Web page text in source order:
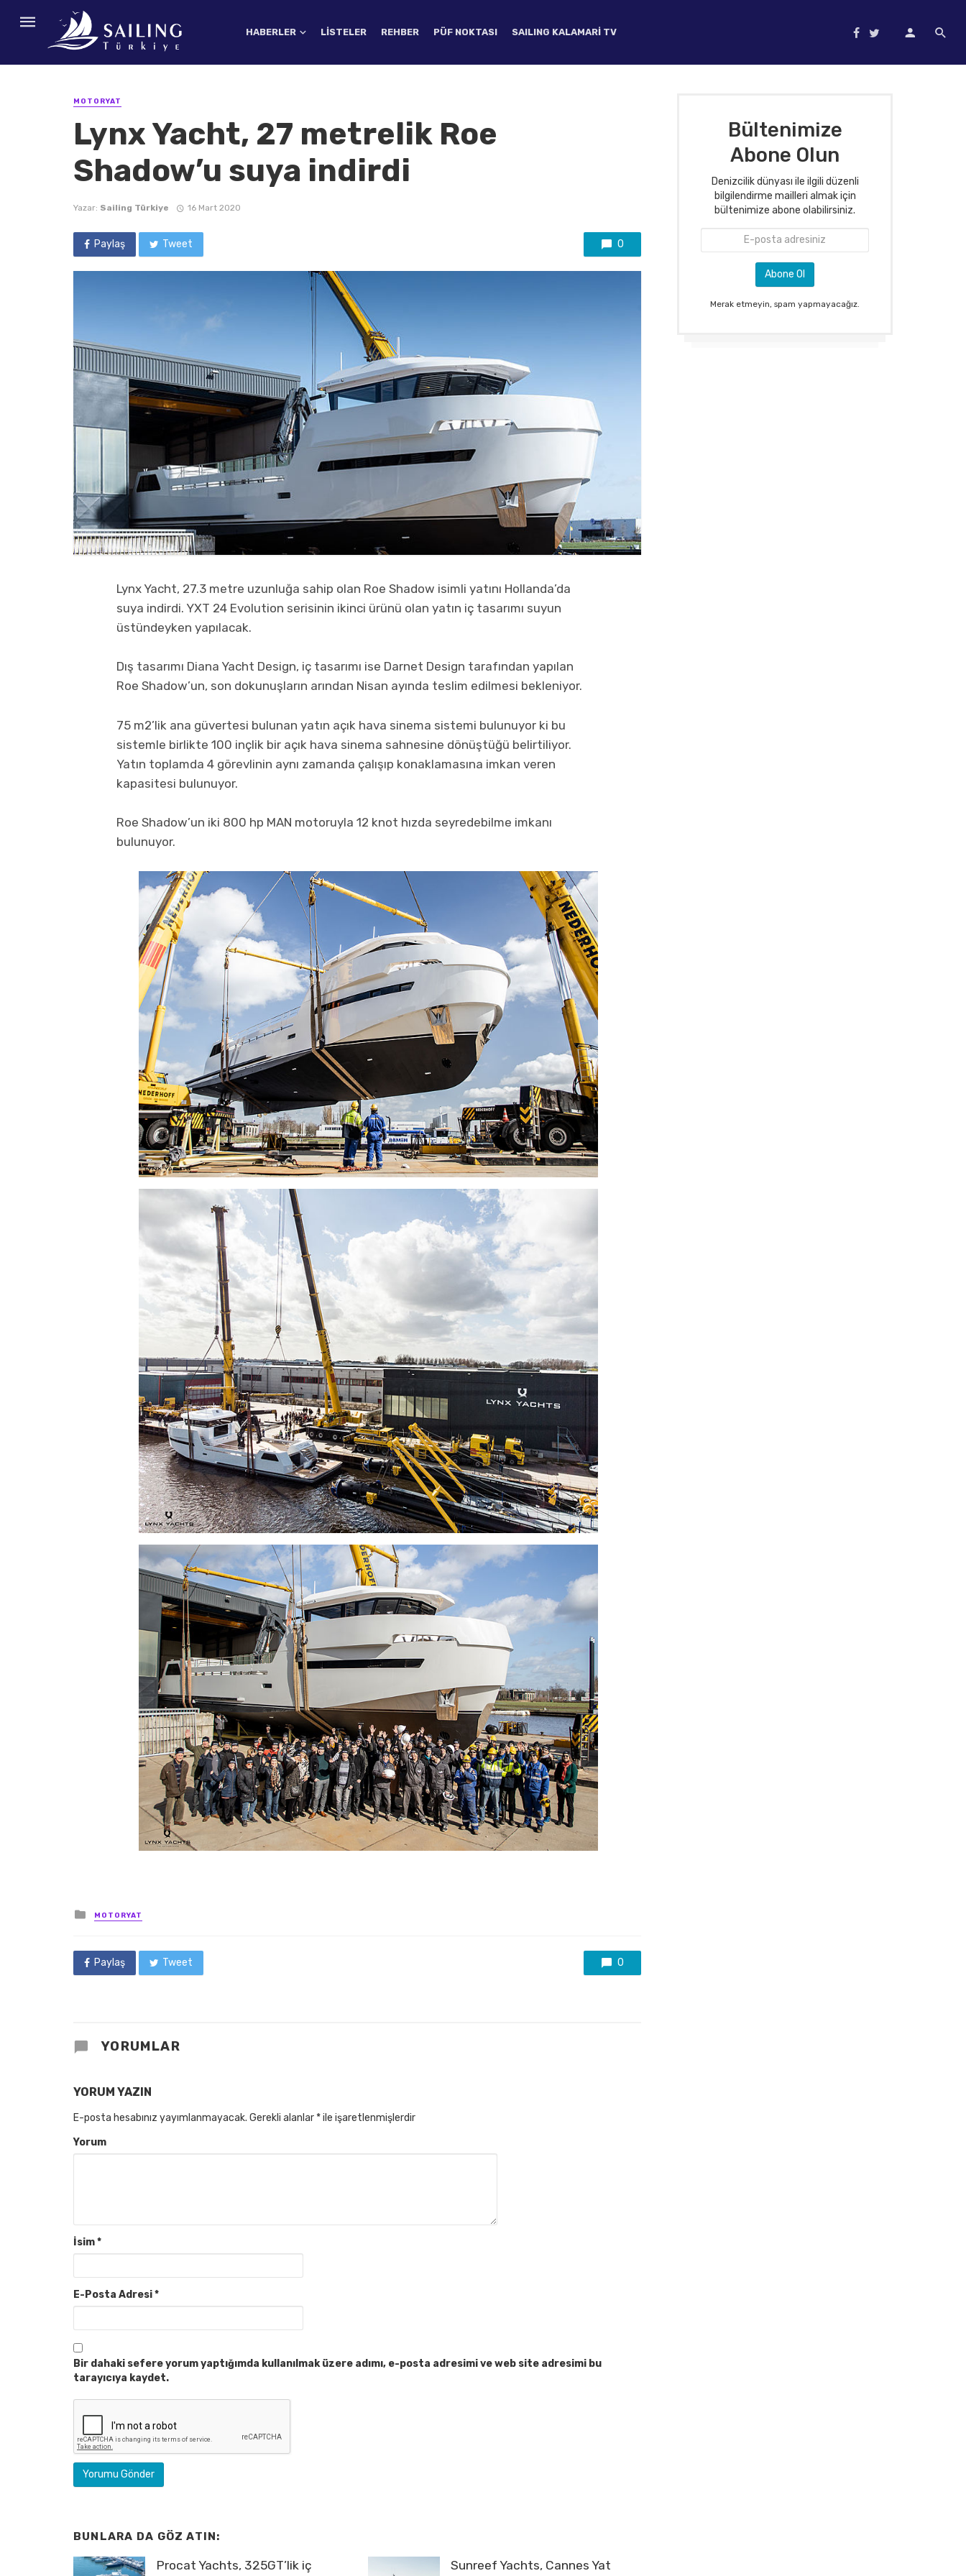
HABERLER LISTELER REHBER PÜF NOKTASI SAILING KALAMARI TV
MOTORYAT
Lynx Yacht, 27 metrelik Roe
Shadow’u suya indirdi
Yazar: Sailing Türkiye 16 Mart 2020
Paylaş Tweet 0
Lynx Yacht, 27.3 metre uzunluğa sahip olan Roe Shadow isimli yatını Hollanda’da
suya indirdi. YXT 24 Evolution serisinin ikinci ürünü olan yatın iç tasarımı suyun
üstündeyken yapılacak.
Dış tasarımı Diana Yacht Design, iç tasarımı ise Darnet Design tarafından yapılan
Roe Shadow’un, son dokunuşların arından Nisan ayında teslim edilmesi bekleniyor.
75 m2’lik ana güvertesi bulunan yatın açık hava sinema sistemi bulunuyor ki bu
sistemle birlikte 100 inçlik bir açık hava sinema sahnesine dönüştüğü belirtiliyor.
Yatın toplamda 4 görevlinin aynı zamanda çalışıp konaklamasına imkan veren
kapasitesi bulunuyor.
Roe Shadow’un iki 800 hp MAN motoruyla 12 knot hızda seyredebilme imkanı
bulunuyor.
Posted
in
MOTORYAT
Paylaş Tweet 0
YORUMLAR
YORUM YAZIN
E-posta hesabınız yayımlanmayacak. Gerekli alanlar *ile işaretlenmişlerdir
Yorum
İsim*
E-Posta Adresi*
Bir dahaki sefere yorum yaptığımda kullanılmak üzere adımı, e-posta adresimi ve web site adresimi bu
tarayıcıya kaydet.
BUNLARA DA GÖZ ATIN:
Procat Yachts, 325GT’lik iç
Sunreef Yachts, Cannes Yat
Bültenimize
Abone Olun
Denizcilik dünyası ile ilgili düzenli
bilgilendirme mailleri almak için
bültenimize abone olabilirsiniz.
Merak etmeyin, spam yapmayacağız.